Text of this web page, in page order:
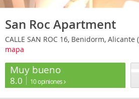
San Roc Apartment
CALLE SAN ROC 16, Benidorm, Alicante
mapa
Muy bueno
8.0 10 opiniones